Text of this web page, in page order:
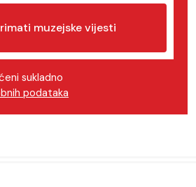
muzejske vijesti
sukladno
podataka